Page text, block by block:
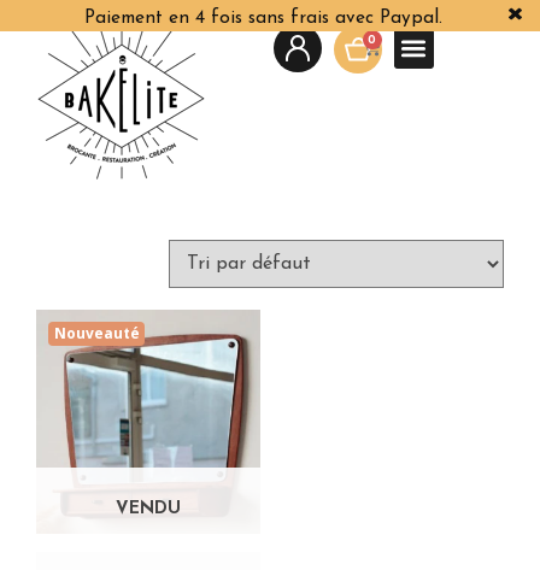
Paiement en 4 fois sans frais avec Paypal.
0
Nouveauté